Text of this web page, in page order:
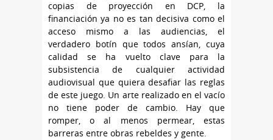
copias de proyección en DCP, la
financiación ya no es tan decisiva como el
acceso mismo a las audiencias, el
verdadero botín que todos ansían, cuya
calidad se ha vuelto clave para la
subsistencia de cualquier actividad
audiovisual que quiera desafiar las reglas
de este juego. Un arte realizado en el vacío
no tiene poder de cambio. Hay que
romper, o al menos permear, estas
barreras entre obras rebeldes y gente.